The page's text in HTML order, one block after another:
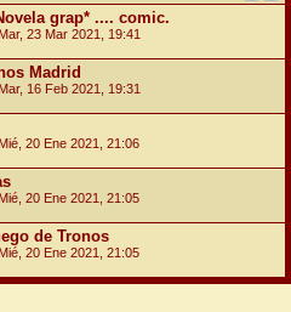
grap* .... comic.
Mar, 23 Mar 2021, 19:41
Madrid
Mar, 16 Feb 2021, 19:31
Mié, 20 Ene 2021, 21:06
Mié, 20 Ene 2021, 21:05
de Tronos
Mié, 20 Ene 2021, 21:05